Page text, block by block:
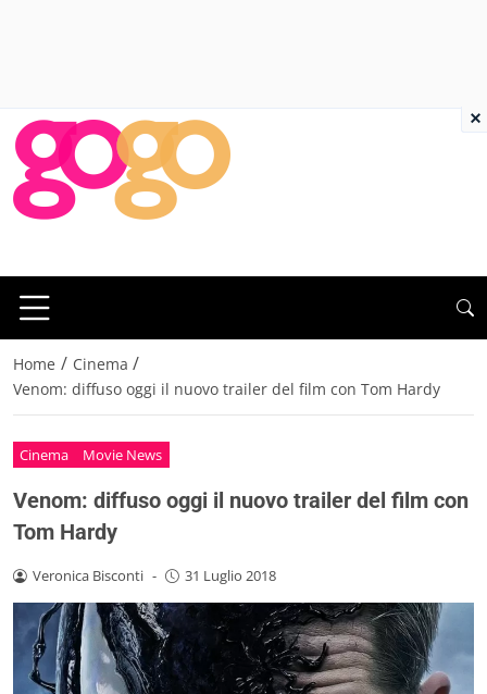
Home / Cinema /
Venom: diffuso oggi il nuovo trailer del film con Tom Hardy
Cinema Movie News
Venom: diffuso oggi il nuovo trailer del film con
Tom Hardy
Veronica Bisconti - 31 Luglio 2018
×